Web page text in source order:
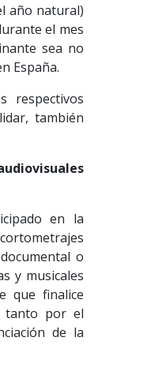
año natural)
el mes
sea no
España.
respectivos
también
en la
o
y musicales
que finalice
tanto por el
de la